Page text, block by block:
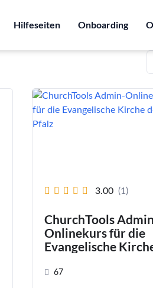
Hilfeseiten Onboarding
3.00 (1)
ChurchTools
Onlinekurs für die
Evangelische
67